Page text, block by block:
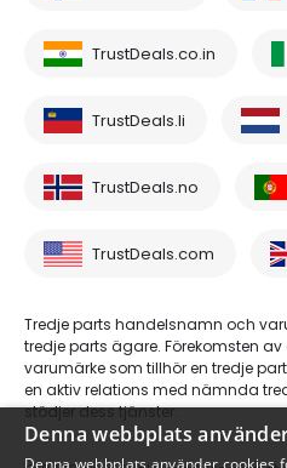
TrustDeals.co.in
TrustDeals.li
TrustDeals.no
TrustDeals.com
Tredje parts handelsnamn och
tredje parts ägare. Förekomsten
varumärke som tillhör en tredje
en aktiv relations med nämnda
stödjer dess tjänster.
Denna webbplats
Denna webbplats använder cookies